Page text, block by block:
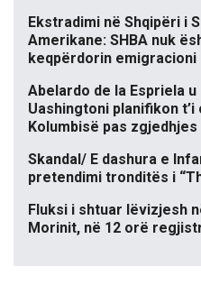
Ekstradimi në Shqipëri i
Amerikane: SHBA nuk
keqpërdorin emigracioni
Abelardo de la Espriela
Uashingtoni planifikon
Kolumbisë pas
Skandal/ E dashura e
pretendimi tronditës i
Fluksi i shtuar lëvizjesh
Morinit, në 12 orë